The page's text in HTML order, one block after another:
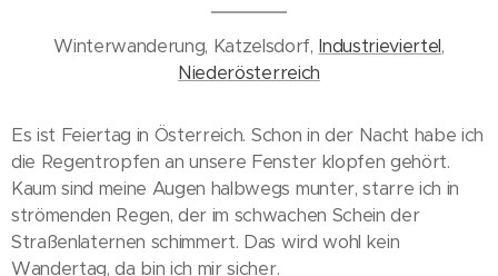
Winterwanderung, Katzelsdorf, Industrieviertel,
Niederösterreich
Es ist Feiertag in Österreich. Schon in der Nacht habe ich
die Regentropfen an unsere Fenster klopfen gehört.
Kaum sind meine Augen halbwegs munter, starre ich in
strömenden Regen, der im schwachen Schein der
Straßenlaternen schimmert. Das wird wohl kein
Wandertag, da bin ich mir sicher.